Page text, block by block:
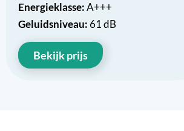
Energieklasse:A+++
Geluidsniveau: 61 dB
Bekijk prijs